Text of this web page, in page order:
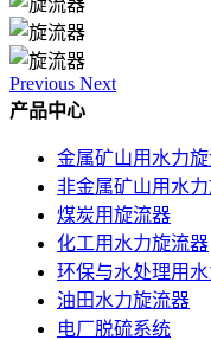
Previous Next
产品中心
金属矿山用水力
非金属矿山用水
煤炭用旋流器
化工用水力旋流器
环保与水处理用
油田水力旋流器
电厂脱硫系统